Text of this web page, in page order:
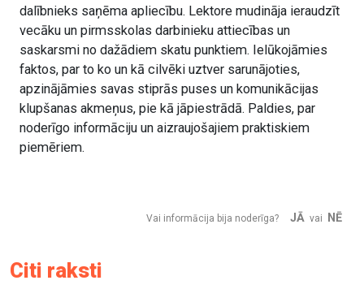
dalībnieks saņēma apliecību. Lektore mudināja ieraudzīt
vecāku un pirmsskolas darbinieku attiecības un
saskarsmi no dažādiem skatu punktiem. Ielūkojāmies
faktos, par to ko un kā cilvēki uztver sarunājoties,
apzinājāmies savas stiprās puses un komunikācijas
klupšanas akmeņus, pie kā jāpiestrādā. Paldies, par
noderīgo informāciju un aizraujošajiem praktiskiem
piemēriem.
Vai informācija bija noderīga? JĀ vai NĒ
Citi raksti